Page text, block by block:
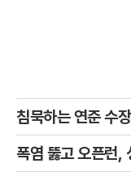
침묵하는 연준 수
폭염 뚫고 오픈런,